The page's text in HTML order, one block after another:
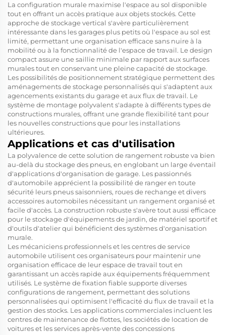
La configuration murale maximise l'espace au sol disponible
tout en offrant un accès pratique aux objets stockés. Cette
approche de stockage vertical s'avère particulièrement
intéressante dans les garages plus petits où l'espace au sol est
limité, permettant une organisation efficace sans nuire à la
mobilité ou à la fonctionnalité de l'espace de travail. Le design
compact assure une saillie minimale par rapport aux surfaces
murales tout en conservant une pleine capacité de stockage.
Les possibilités de positionnement stratégique permettent des
aménagements de stockage personnalisés qui s'adaptent aux
agencements existants du garage et aux flux de travail. Le
système de montage polyvalent s'adapte à différents types de
constructions murales, offrant une grande flexibilité tant pour
les nouvelles constructions que pour les installations
ultérieures.
Applications et cas d'utilisation
La polyvalence de cette solution de rangement robuste va bien
au-delà du stockage des pneus, en englobant un large éventail
d'applications d'organisation de garage. Les passionnés
d'automobile apprécient la possibilité de ranger en toute
sécurité leurs pneus saisonniers, roues de rechange et divers
accessoires automobiles nécessitant un rangement organisé et
facile d'accès. La construction robuste s'avère tout aussi efficace
pour le stockage d'équipements de jardin, de matériel sportif et
d'outils d'atelier qui bénéficient des systèmes d'organisation
murale.
Les mécaniciens professionnels et les centres de service
automobile utilisent ces organisateurs pour maintenir une
organisation efficace de leur espace de travail tout en
garantissant un accès rapide aux équipements fréquemment
utilisés. Le système de fixation fiable supporte diverses
configurations de rangement, permettant des solutions
personnalisées qui optimisent l'efficacité du flux de travail et la
gestion des stocks. Les applications commerciales incluent les
centres de maintenance de flottes, les sociétés de location de
voitures et les services après-vente des concessions